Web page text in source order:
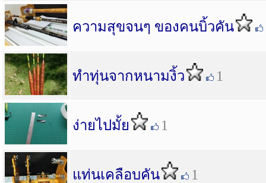
ความสุขจนๆ ของคนบิ้วคัน
ทำทุ่นจากหนามงิ้ว 1
ง่ายไปมั้ย 1
แท่นเคลือบคัน 1